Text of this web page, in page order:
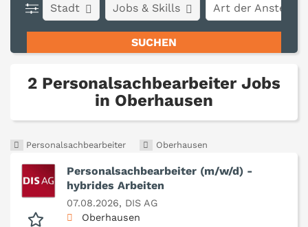
Stadt Art der
Jobs & Skills
2 Personalsachbearbeiter Jobs
in Oberhausen
Personalsachbearbeiter Oberhausen
Personalsachbearbeiter (m/w/d) -
hybrides Arbeiten
07.08.2026, DIS AG
Oberhausen